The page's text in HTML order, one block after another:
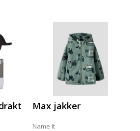
Max jakker
Name It